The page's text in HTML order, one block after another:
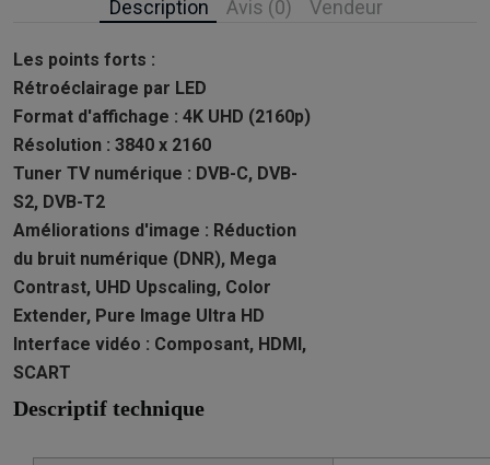
Description Avis (0) Vendeur
Les points forts :
Rétroéclairage par LED
Format d'affichage : 4K UHD (2160p)
Résolution : 3840 x 2160
Tuner TV numérique : DVB-C, DVB-
S2, DVB-T2
Améliorations d'image : Réduction
du bruit numérique (DNR), Mega
Contrast, UHD Upscaling, Color
Extender, Pure Image Ultra HD
Interface vidéo : Composant, HDMI,
SCART
Descriptif technique